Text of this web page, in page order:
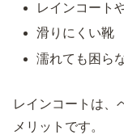
レインコート
滑りにくい靴
濡れても困ら
レインコートは、
メリットです。